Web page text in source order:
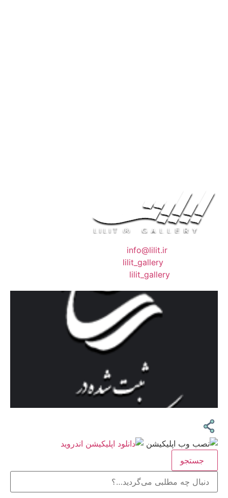
info@lilit.ir
lilit_gallery
lilit_gallery
جستجو